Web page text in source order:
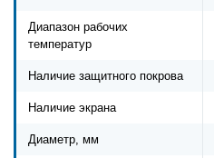
Диапазон рабочих
температур
Наличие защитного покрова
Наличие экрана
Диаметр, мм